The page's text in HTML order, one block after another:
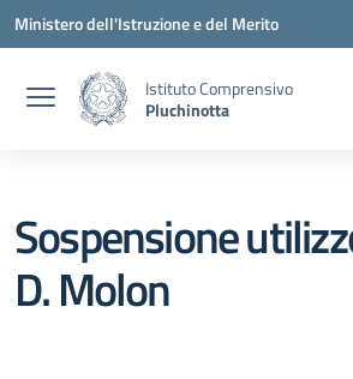
Vai ai contenuti
Vai al menu di navigazione
Vai al footer
Ministero dell'Istruzione e del Merito
Istituto Comprensivo
Pluchinotta
Sospensione
D. Molon